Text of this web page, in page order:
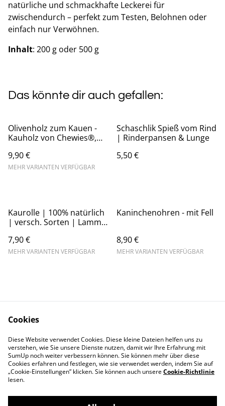
natürliche und schmackhafte Leckerei für
zwischendurch – perfekt zum Testen, Belohnen oder
einfach nur Verwöhnen.
Inhalt: 200 g oder 500 g
Das könnte dir auch gefallen:
Olivenholz zum Kauen -
Kauholz von Chewies®,
9,90 €
MEHR VARIANTEN VERFÜGBAR
Schaschlik Spieß vom Rind
| Rinderpansen & Lunge
5,50 €
Kaurolle | 100% natürlich
| versch. Sorten | Lamm,
7,90 €
MEHR VARIANTEN VERFÜGBAR
Kaninchenohren - mit Fell
8,90 €
MEHR VARIANTEN VERFÜGBAR
Datenschutz
Impressum
Widerrufsrecht
Cookies
Diese Website verwendet Cookies. Diese kleine Dateien helfen uns zu
verstehen, wie Sie unsere Dienste nutzen, damit wir Ihre Erfahrung mit
SumUp noch weiter verbessern können. Sie können mehr über diese
Cookies erfahren und festlegen, wie sie verwendet werden, indem Sie auf
„Cookie-Einstellungen” klicken. Sie können auch unsereCookie-Richtlinie
lesen.